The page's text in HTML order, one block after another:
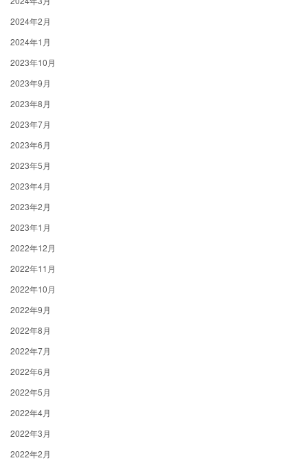
2024年2月
2024年1月
2023年10月
2023年9月
2023年8月
2023年7月
2023年6月
2023年5月
2023年4月
2023年2月
2023年1月
2022年12月
2022年11月
2022年10月
2022年9月
2022年8月
2022年7月
2022年6月
2022年5月
2022年4月
2022年3月
2022年2月